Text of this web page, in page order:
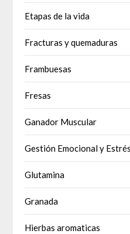
Etapas de la vida
Fracturas y quemaduras
Frambuesas
Fresas
Ganador Muscular
Gestión Emocional y Estrés
Glutamina
Granada
Hierbas aromaticas